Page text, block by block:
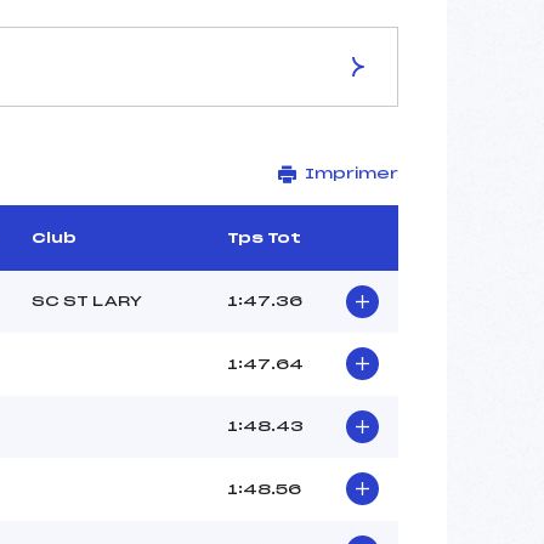
GENTIANES
1945
10423/12/11
11H30
SOCHELEAU INES (FRA)
Imprimer
Club Tps Tot
SC ST LARY 1:47.36
1:47.64
1:48.43
1:48.56